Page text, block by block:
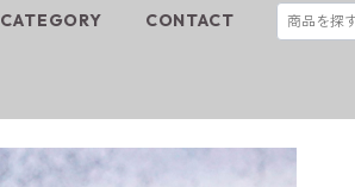
CATEGORY CONTACT